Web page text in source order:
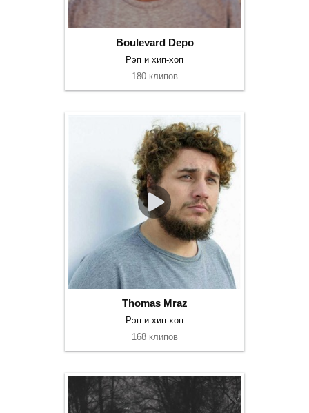
Boulevard Depo
Рэп и хип-хоп
180 клипов
Thomas Mraz
Рэп и хип-хоп
168 клипов